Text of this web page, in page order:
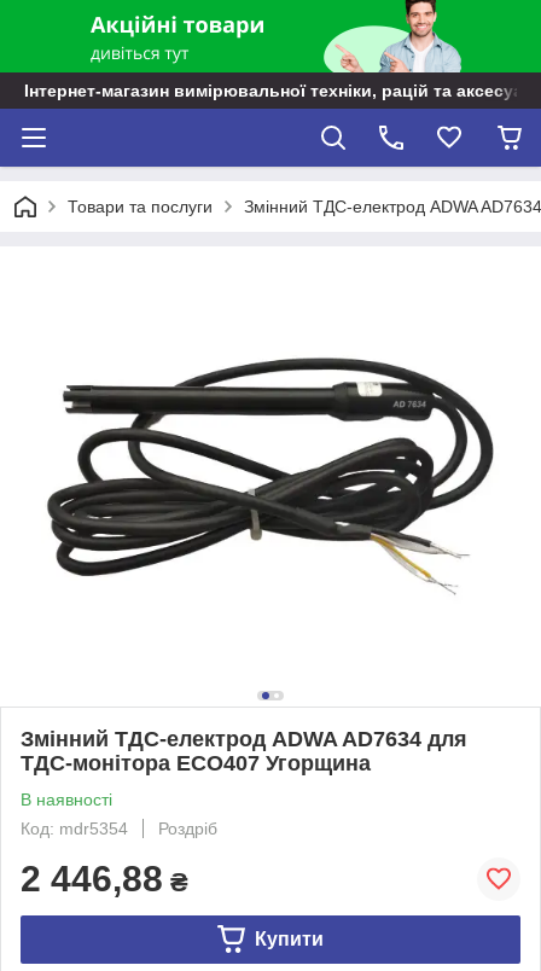
Інтернет-магазин вимірювальної техніки, рацій та
Товари та послуги Змінний ТДС-електрод ADWA
Змінний ТДС-електрод ADWA AD7634 для
ТДС-монітора ECO407 Угорщина
В наявності
Код: mdr5354
Роздріб
2 446,88 ₴
Купити